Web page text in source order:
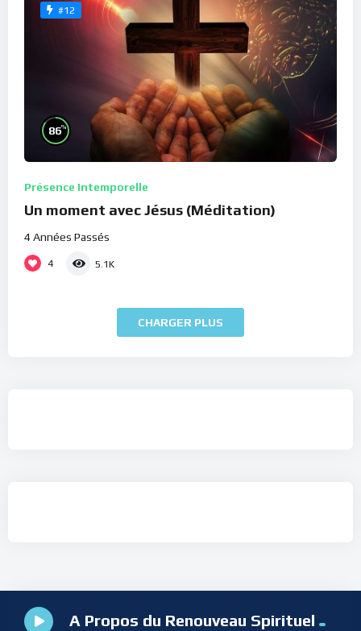
#12
86%
Présence Intemporelle
Un moment avec Jésus (Méditation)
4 Années Passés
4 5.1K
CHARGER PLUS
A Propos du Renouveau Spirituel